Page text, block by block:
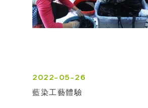
2022-05-26
藍染工藝體驗